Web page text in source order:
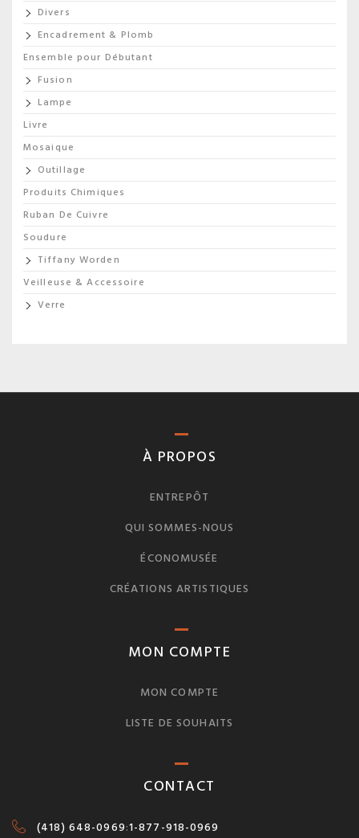
Divers
Encadrement & Plomb
Ensemble pour Débutant
Fusion
Lampe
Livre
Mosaique
Outillage
Produits Chimiques
Ruban De Cuivre
Soudure
Tiffany Worden
Veilleuse & Accessoire
Verre
À PROPOS
ENTREPÔT
QUI SOMMES-NOUS
ÉCONOMUSÉE
CRÉATIONS ARTISTIQUES
MON COMPTE
MON COMPTE
LISTE DE SOUHAITS
CONTACT
(418) 648-0969:1-877-918-0969